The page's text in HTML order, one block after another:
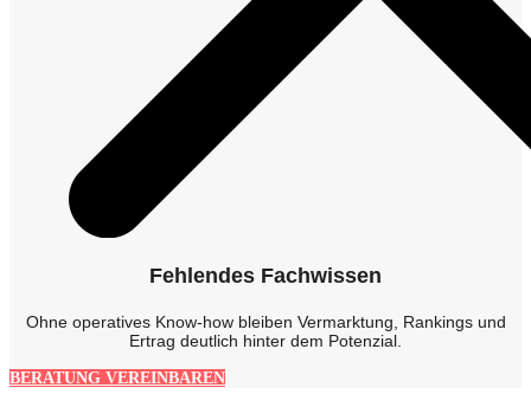
Fehlendes Fachwissen
Ohne operatives Know-how bleiben Vermarktung, Rankings und
Ertrag deutlich hinter dem Potenzial.
BERATUNG VEREINBAREN